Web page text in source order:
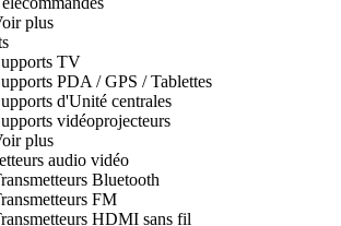
plus
TV
PDA / GPS / Tablettes
d'Unité centrales
vidéoprojecteurs
plus
audio vidéo
Bluetooth
FM
HDMI sans fil